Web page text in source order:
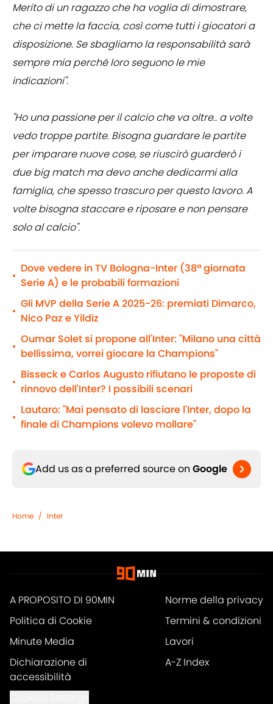
Merito di un ragazzo che ha voglia di dimostrare,
che ci mette la faccia, così come tutti i giocatori a
disposizione. Se sbagliamo la responsabilità sarà
sempre mia perché loro seguono le mie
indicazioni".
"Ho una passione per il calcio che va oltre.. a volte
vedo troppe partite. Bisogna guardare le partite
per imparare nuove cose, se riuscirò guarderò i
due big match ma devo anche dedicarmi alla
famiglia, che spesso trascuro per questo lavoro. A
volte bisogna staccare e riposare e non pensare
solo al calcio".
•
Dove vedere in TV Bologna-Inter (38ª giornata
Serie A) e le probabili formazioni
•
Gli MVP della Serie A 2025-26: premiati Dimarco,
Nico Paz e Yildiz
•
Oumar Solet si propone all'Inter: "Milano una città
bellissima, vorrei giocare la Champions"
•
Bisseck e Carlos Augusto rifiutano le proposte di
rinnovo dell'Inter? I possibili scenari
•
Lautaro: "Mai pensato di lasciare l'Inter, dopo la
finale di Champions volevo mollare"
Add us as a preferred source on Google
Home / Inter
A PROPOSITO DI 90MIN
Norme della privacy
Politica di Cookie
Termini & condizioni
Minute Media
Lavori
Dichiarazione di
accessibilità
A-Z Index